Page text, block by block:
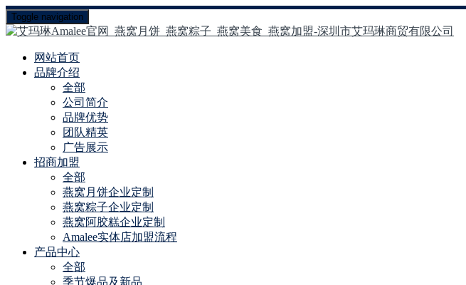
Toggle navigation
网站首页
品牌介绍
全部
公司简介
品牌优势
团队精英
广告展示
招商加盟
全部
燕窝月饼企业定制
燕窝粽子企业定制
燕窝阿胶糕企业定制
Amalee实体店加盟流程
产品中心
全部
季节爆品及新品